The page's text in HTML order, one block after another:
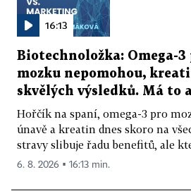
16:13
Biotechnoložka: Omega-3
mozku nepomohou,
skvělých výsledků. Má to
Hořčík na spaní, omega-3 pro
únavě a kreatin dnes skoro na
stravy slibuje řadu benefitů, ale
6. 8. 2026 ▪ 16:13 min.